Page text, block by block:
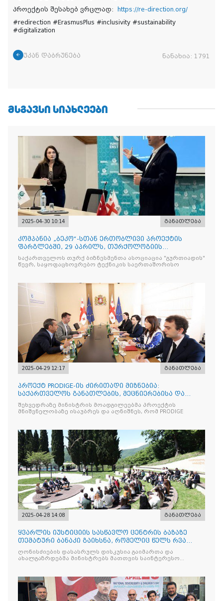
Პროექტის შესახებ ვრცლად:
https://re-direction.org/
#redirection #ErasmusPlus #inclusivity #sustainability
#digitalization
უკან დაბრუნება ნანახია: 1791
ᲛᲡᲒᲐᲕᲡᲘ ᲡᲘᲐᲮᲚᲔᲔᲑᲘ
2025-04-30 10:14 განათლება
კომპანია „ბეკო“-სთან ერთობლივი პროექტის
ფარგლებში, 29 აპრილს, თურქოლოგიის
მიმართულებისა და თბილისის
საქართველოს თურქ ბიზნესმენთა ასოციაცია "გურთიადის"
წევრ, საყოფაცხოვრებო ტექნიკის საერთაშორისო
2025-04-29 12:17 განათლება
პროექტ PRODIGE-ის ძირითადი მიზნებია:
საქართველოს განათლების, მეცნიერებისა და
ახალგაზრდობის სამინისტრ
შეხვედრაზე მინისტრის მოადგილეებმა პროექტის
მნიშვნელობაზე ისაუბრეს და აღნიშნეს, რომ PRODIGE
2025-04-28 14:08 განათლება
ყვარლის იუსტიციის სასწავლო ცენტრის ბაზაზე
თემატური ბანაკი გაიხსნა, რომელიც წელს რვა
ნაკადად ჩატარდებ
ღონისძიების დასასრულს დისკუსია გაიმართა და
ახალგაზრდებმა მინისტრებს მათთვის საინტერესო